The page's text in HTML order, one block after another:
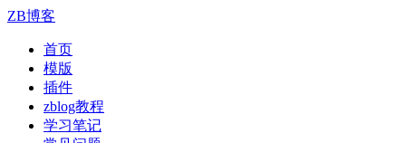
ZB博客
首页
模版
插件
zblog教程
学习笔记